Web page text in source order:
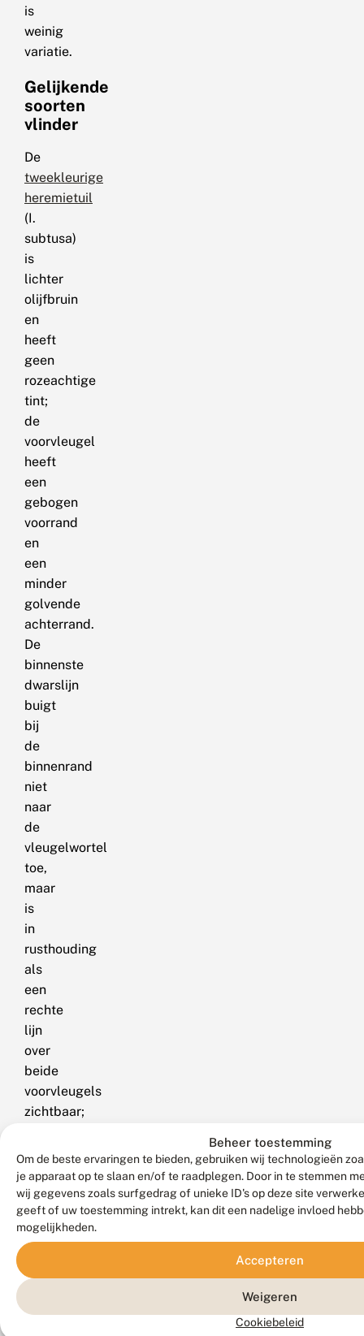
Beheer toestemming
Om de beste ervaringen te bieden, gebruiken wij technologieën
je apparaat op te slaan en/of te raadplegen. Door in te stemmen
wij gegevens zoals surfgedrag of unieke ID's op deze site
geeft of uw toestemming intrekt, kan dit een nadelige invloed
mogelijkheden.
Accepteren
Weigeren
Cookiebeleid
is
weinig
variatie.
Gelijkende
soorten
vlinder
De
tweekleurige
heremietuil
(I.
subtusa)
is
lichter
olijfbruin
en
heeft
geen
rozeachtige
tint;
de
voorvleugel
heeft
een
gebogen
voorrand
en
een
minder
golvende
achterrand.
De
binnenste
dwarslijn
buigt
bij
de
binnenrand
niet
naar
de
vleugelwortel
toe,
maar
is
in
rusthouding
als
een
rechte
lijn
over
beide
voorvleugels
zichtbaar;
de
tapvlek
meestal
duidelijk
soorten